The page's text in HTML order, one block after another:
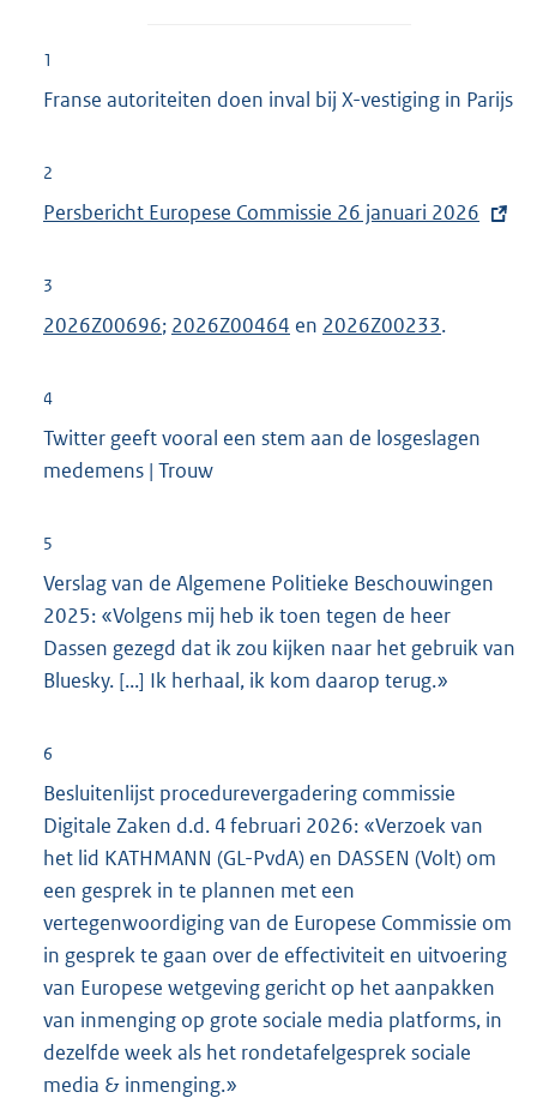
1
Franse autoriteiten doen inval bij X-vestiging in Parijs
2
E
t
r
e
l
i
k
Persbericht Europese Commissie 26 januari 2026
3
2026Z00696; 2026Z00464 en 2026Z00233.
4
Twitter geeft vooral een stem aan de losgeslagen
medemens | Trouw
5
Verslag van de Algemene Politieke Beschouwingen
2025: «Volgens mij heb ik toen tegen de heer
Dassen gezegd dat ik zou kijken naar het gebruik van
Bluesky. [...] Ik herhaal, ik kom daarop terug.»
6
Besluitenlijst procedurevergadering commissie
Digitale Zaken d.d. 4 februari 2026: «Verzoek van
het lid KATHMANN (GL-PvdA) en DASSEN (Volt) om
een gesprek in te plannen met een
vertegenwoordiging van de Europese Commissie om
in gesprek te gaan over de effectiviteit en uitvoering
van Europese wetgeving gericht op het aanpakken
van inmenging op grote sociale media platforms, in
dezelfde week als het rondetafelgesprek sociale
media & inmenging.»